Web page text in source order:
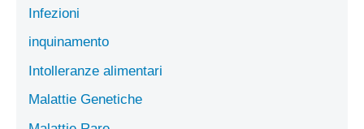
Infezioni
inquinamento
Intolleranze alimentari
Malattie Genetiche